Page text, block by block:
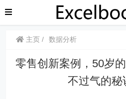
主页 数据分析
零售创新案例，50岁
不过气的秘